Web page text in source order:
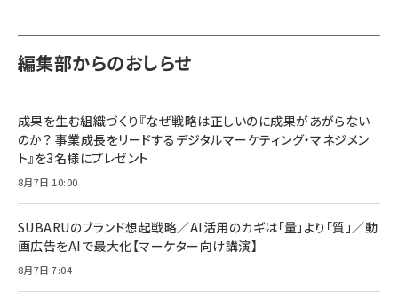
￥880
anan(アンアン)2026/06/24号 No.2500増刊
スペシャルエディション[王道エンタメの矜持／
￥1,100
anan(アンアン)2026/07/08号 No.2502[2026
￥880
ママ投資家が育休中に１億貯めた株式投資
サポート正規品 メーカー保証5年 KLMEA128G
NIMASO ガラスフィルム iPhone 17 用 保護フィ
すい ガイド枠付き いPhone17 (6.3インチ) 対応
2枚セット DSP25F1698
￥1,599
￥6,980
全ワイヤレスイヤホン/アクティブノイズキャンセリ
サポート正規品 メーカー保証5年 KLMEA128G
Amazon eギフトカード - Amazonロゴ - クラ
￥5,000
Anker PowerLine III Flow USB-C & USB-C
Pro/Air 各種対応 (1.8m ミッドナイトブラック)
￥1,890
編集部からのおしらせ
成果を生む組織づくり『なぜ戦略は正しいのに成果があがらない
のか？ 事業成長をリードするデジタルマーケティング・マネジメン
ト』を3名様にプレゼント
8月7日 10:00
SUBARUのブランド想起戦略／AI活用のカギは「量」より「質」／動
画広告をAIで最大化【マーケター向け講演】
8月7日 7:04